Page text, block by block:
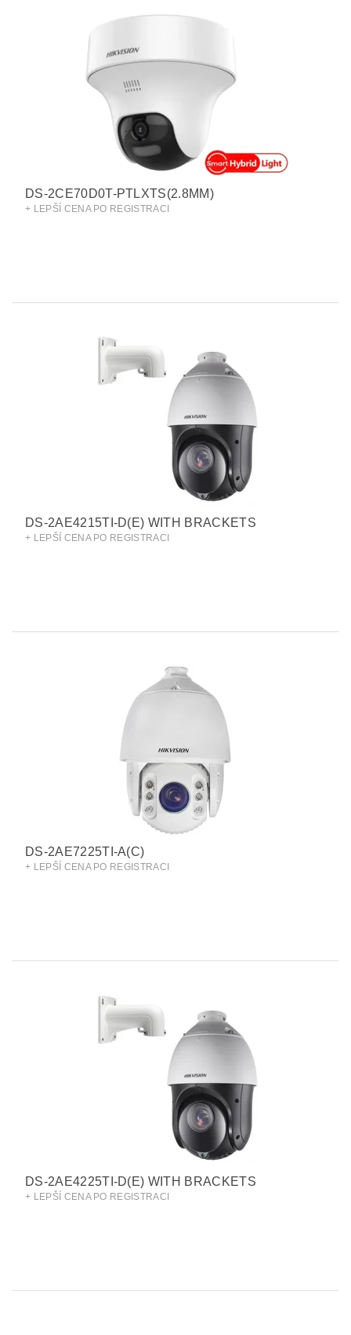
DS-2CE70D0T-PTLXTS(2.8MM)
+ LEPŠÍ CENA PO REGISTRACI
DS-2AE4215TI-D(E) WITH BRACKETS
+ LEPŠÍ CENA PO REGISTRACI
DS-2AE7225TI-A(C)
+ LEPŠÍ CENA PO REGISTRACI
DS-2AE4225TI-D(E) WITH BRACKETS
+ LEPŠÍ CENA PO REGISTRACI